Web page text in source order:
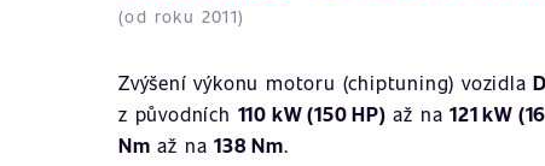
(od roku 2011)
Zvýšení výkonu motoru (chiptuning) vozidla
z původních 110 kW (150 HP) až na121 kW
Nm až na138 Nm.